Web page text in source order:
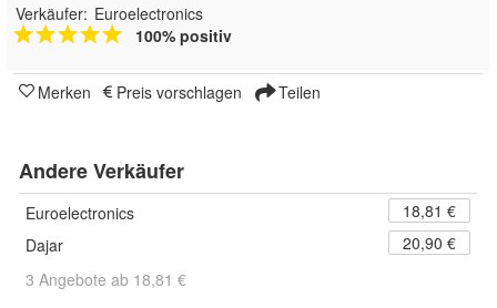
Verkäufer: Euroelectronics
100% positiv
Merken Preis vorschlagen Teilen
Andere Verkäufer
Euroelectronics
18,81 €
Dajar
20,90 €
3 Angebote ab 18,81 €